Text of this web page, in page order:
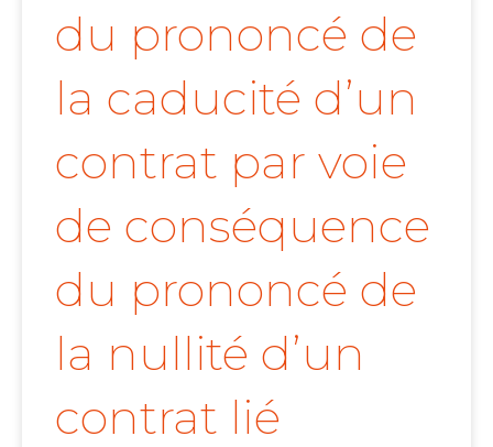
du prononcé de
la caducité d’un
contrat par voie
de conséquence
du prononcé de
la nullité d’un
contrat lié